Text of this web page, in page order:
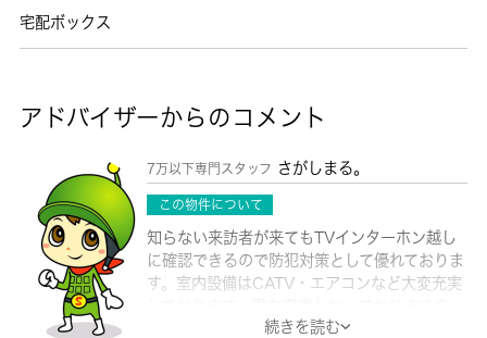
宅配ボックス
アドバイザーからのコメント
7万以下専門スタッフ さがしまる。
この物件について
知らない来訪者が来てもTVインターホン越し
に確認できるので防犯対策として優れておりま
す。室内設備はCATV・エアコンなど大変充実
で、お早めのご入居が可能となっております。
続きを読む